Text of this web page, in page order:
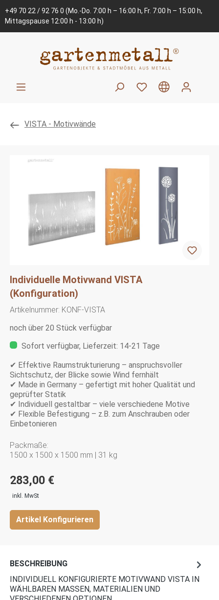
+49 70 22 / 92 76 0 (Mo.-Do. 7:00 h – 16:00 h, Fr. 7:00 h – 15:00 h,
Mittagspause 12:00 h - 13:00 h)
VISTA - Motivwände
Individuelle Motivwand VISTA
(Konfiguration)
Artikelnummer: KONF-VISTA
noch über 20 Stück verfügbar
Sofort verfügbar, Lieferzeit: 14-21 Tage
✔ Effektive Raumstrukturierung – anspruchsvoller
Sichtschutz, der Blicke sowie Wind fernhält
✔ Made in Germany – gefertigt mit hoher Qualität und
geprüfter Statik
✔ Individuell gestaltbar – viele verschiedene Motive
✔ Flexible Befestigung – z.B. zum Anschrauben oder
Einbetonieren
Packmaße:
1500 x 1500 x 1500 mm | 31 kg
283,00 €
inkl. MwSt
Artikel Konfigurieren
BESCHREIBUNG
INDIVIDUELL KONFIGURIERTE MOTIVWAND VISTA IN
WÄHLBAREN MASSEN, MATERIALIEN UND V